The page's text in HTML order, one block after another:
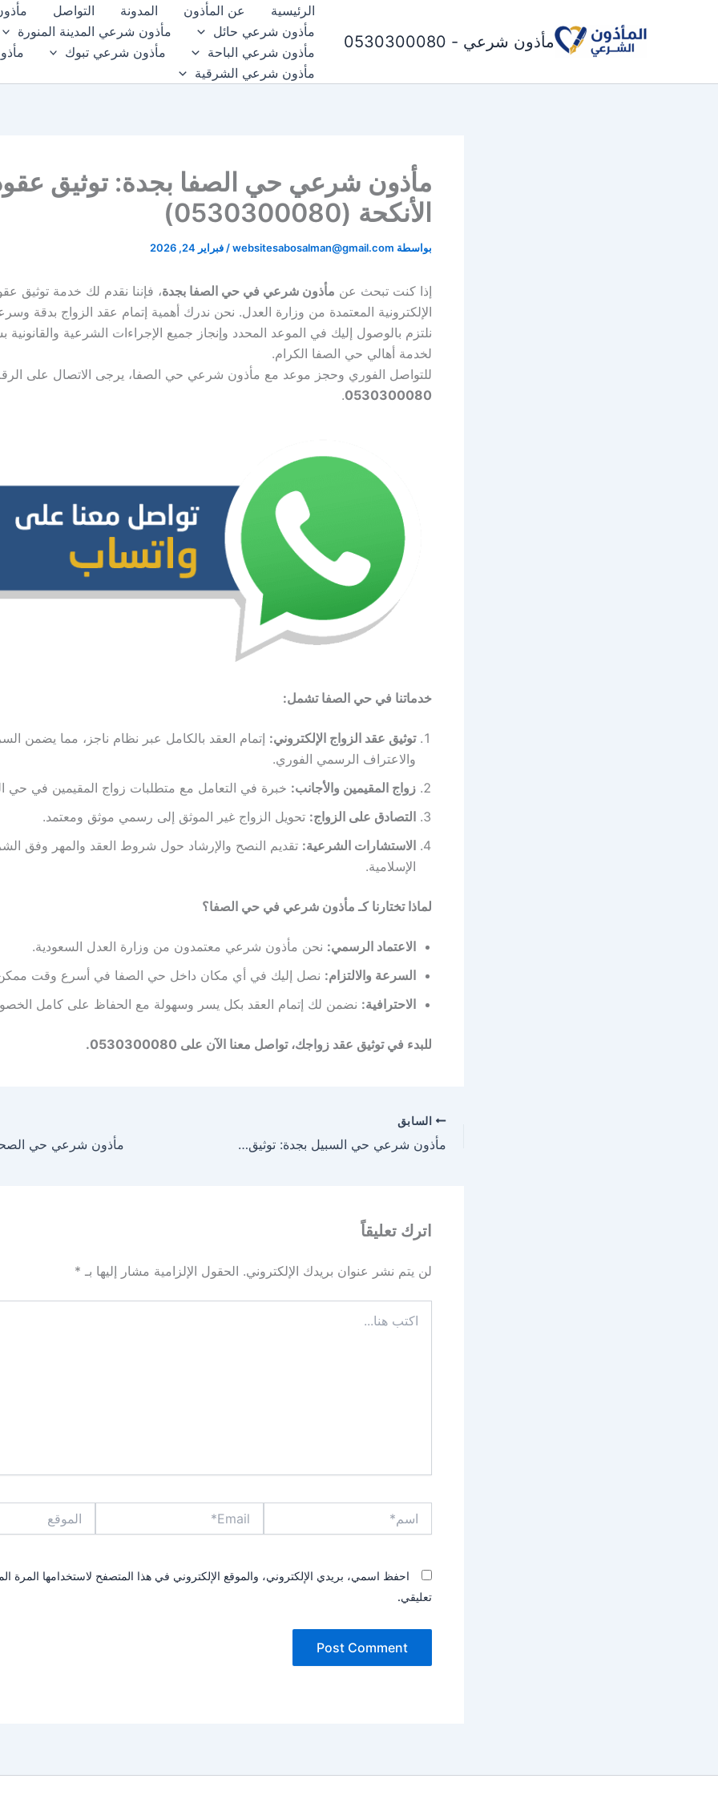
مأذون شرعي - 0530300080
الرئيسية عن المأذون المدونة التواصل
مأذون شرعي حائل
مأذون شرعي المدينة المنورة
مأذون شرعي الباحة
مأذون شرعي تبوك
مأذون شرعي الشرقية
مأذون شرعي حي الصفا بجدة: توثيق
الأنكحة (0530300080)
بواسطة websitesabosalman@gmail.com
/ فبراير 24, 2026
إذا كنت تبحث عن مأذون شرعي في حي الصفا بجدة، فإننا نقدم لك خدمة توثيق
الإلكترونية المعتمدة من وزارة العدل. نحن ندرك أهمية إتمام عقد الزواج بدقة
نلتزم بالوصول إليك في الموعد المحدد وإنجاز جميع الإجراءات الشرعية والقانونية
لخدمة أهالي حي الصفا الكرام.
للتواصل الفوري وحجز موعد مع مأذون شرعي حي الصفا، يرجى الاتصال على
0530300080
.
خدماتنا في حي الصفا تشمل:
توثيق عقد الزواج الإلكتروني: إتمام العقد بالكامل عبر نظام ناجز، مما يضمن
والاعتراف الرسمي الفوري.
زواج المقيمين والأجانب: خبرة في التعامل مع متطلبات زواج المقيمين في حي
التصادق على الزواج: تحويل الزواج غير الموثق إلى رسمي موثق ومعتمد.
الاستشارات الشرعية: تقديم النصح والإرشاد حول شروط العقد والمهر وفق
الإسلامية.
لماذا تختارنا كـ مأذون شرعي في حي الصفا؟
الاعتماد الرسمي: نحن مأذون شرعي معتمدون من وزارة العدل السعودية.
السرعة والالتزام: نصل إليك في أي مكان داخل حي الصفا في أسرع وقت
الاحترافية: نضمن لك إتمام العقد بكل يسر وسهولة مع الحفاظ على كامل
للبدء في توثيق عقد زواجك، تواصل معنا الآن على 0530300080.
السابق
مأذون شرعي حي السبيل بجدة: توثيق عقود الأنكحة (0530300080)
اترك تعليقاً
لن يتم نشر عنوان بريدك الإلكتروني. الحقول الإلزامية مشار إليها بـ *
هنا...
احفظ اسمي، بريدي الإلكتروني، والموقع الإلكتروني في هذا المتصفح لاستخدامها المرة
تعليقي.